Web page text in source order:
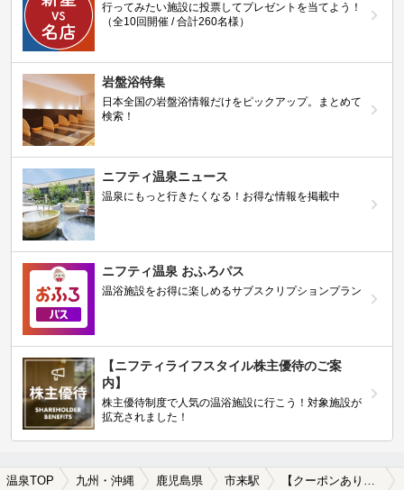
行ってみたい施設に投票してプレゼントを当てよう！
（全10回開催 / 合計260名様）
岩盤浴特集
日本全国の岩盤浴情報だけをピックアップ。まとめて
検索！
ニフティ温泉ニュース
温泉にもっと行きたくなる！お得な情報を掲載中
ニフティ温泉 おふろパス
温浴施設をお得に楽しめるサブスクリプションプラン
【ニフティライフスタイル株主優待のご案
内】
株主優待制度で人気の温浴施設に行こう！対象施設が
拡充されました！
温泉TOP 九州・沖縄 鹿児島県 市来駅 【クーポンあり】一人旅におすすめの市来駅近くの温泉、日帰り温泉、スーパー銭湯おすすめ